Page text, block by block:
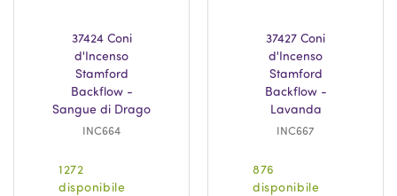
37424 Coni
d'Incenso
Stamford
Backflow -
Sangue di Drago
INC664
1272
disponibile
37427 Coni
d'Incenso
Stamford
Backflow -
Lavanda
INC667
876
disponibile